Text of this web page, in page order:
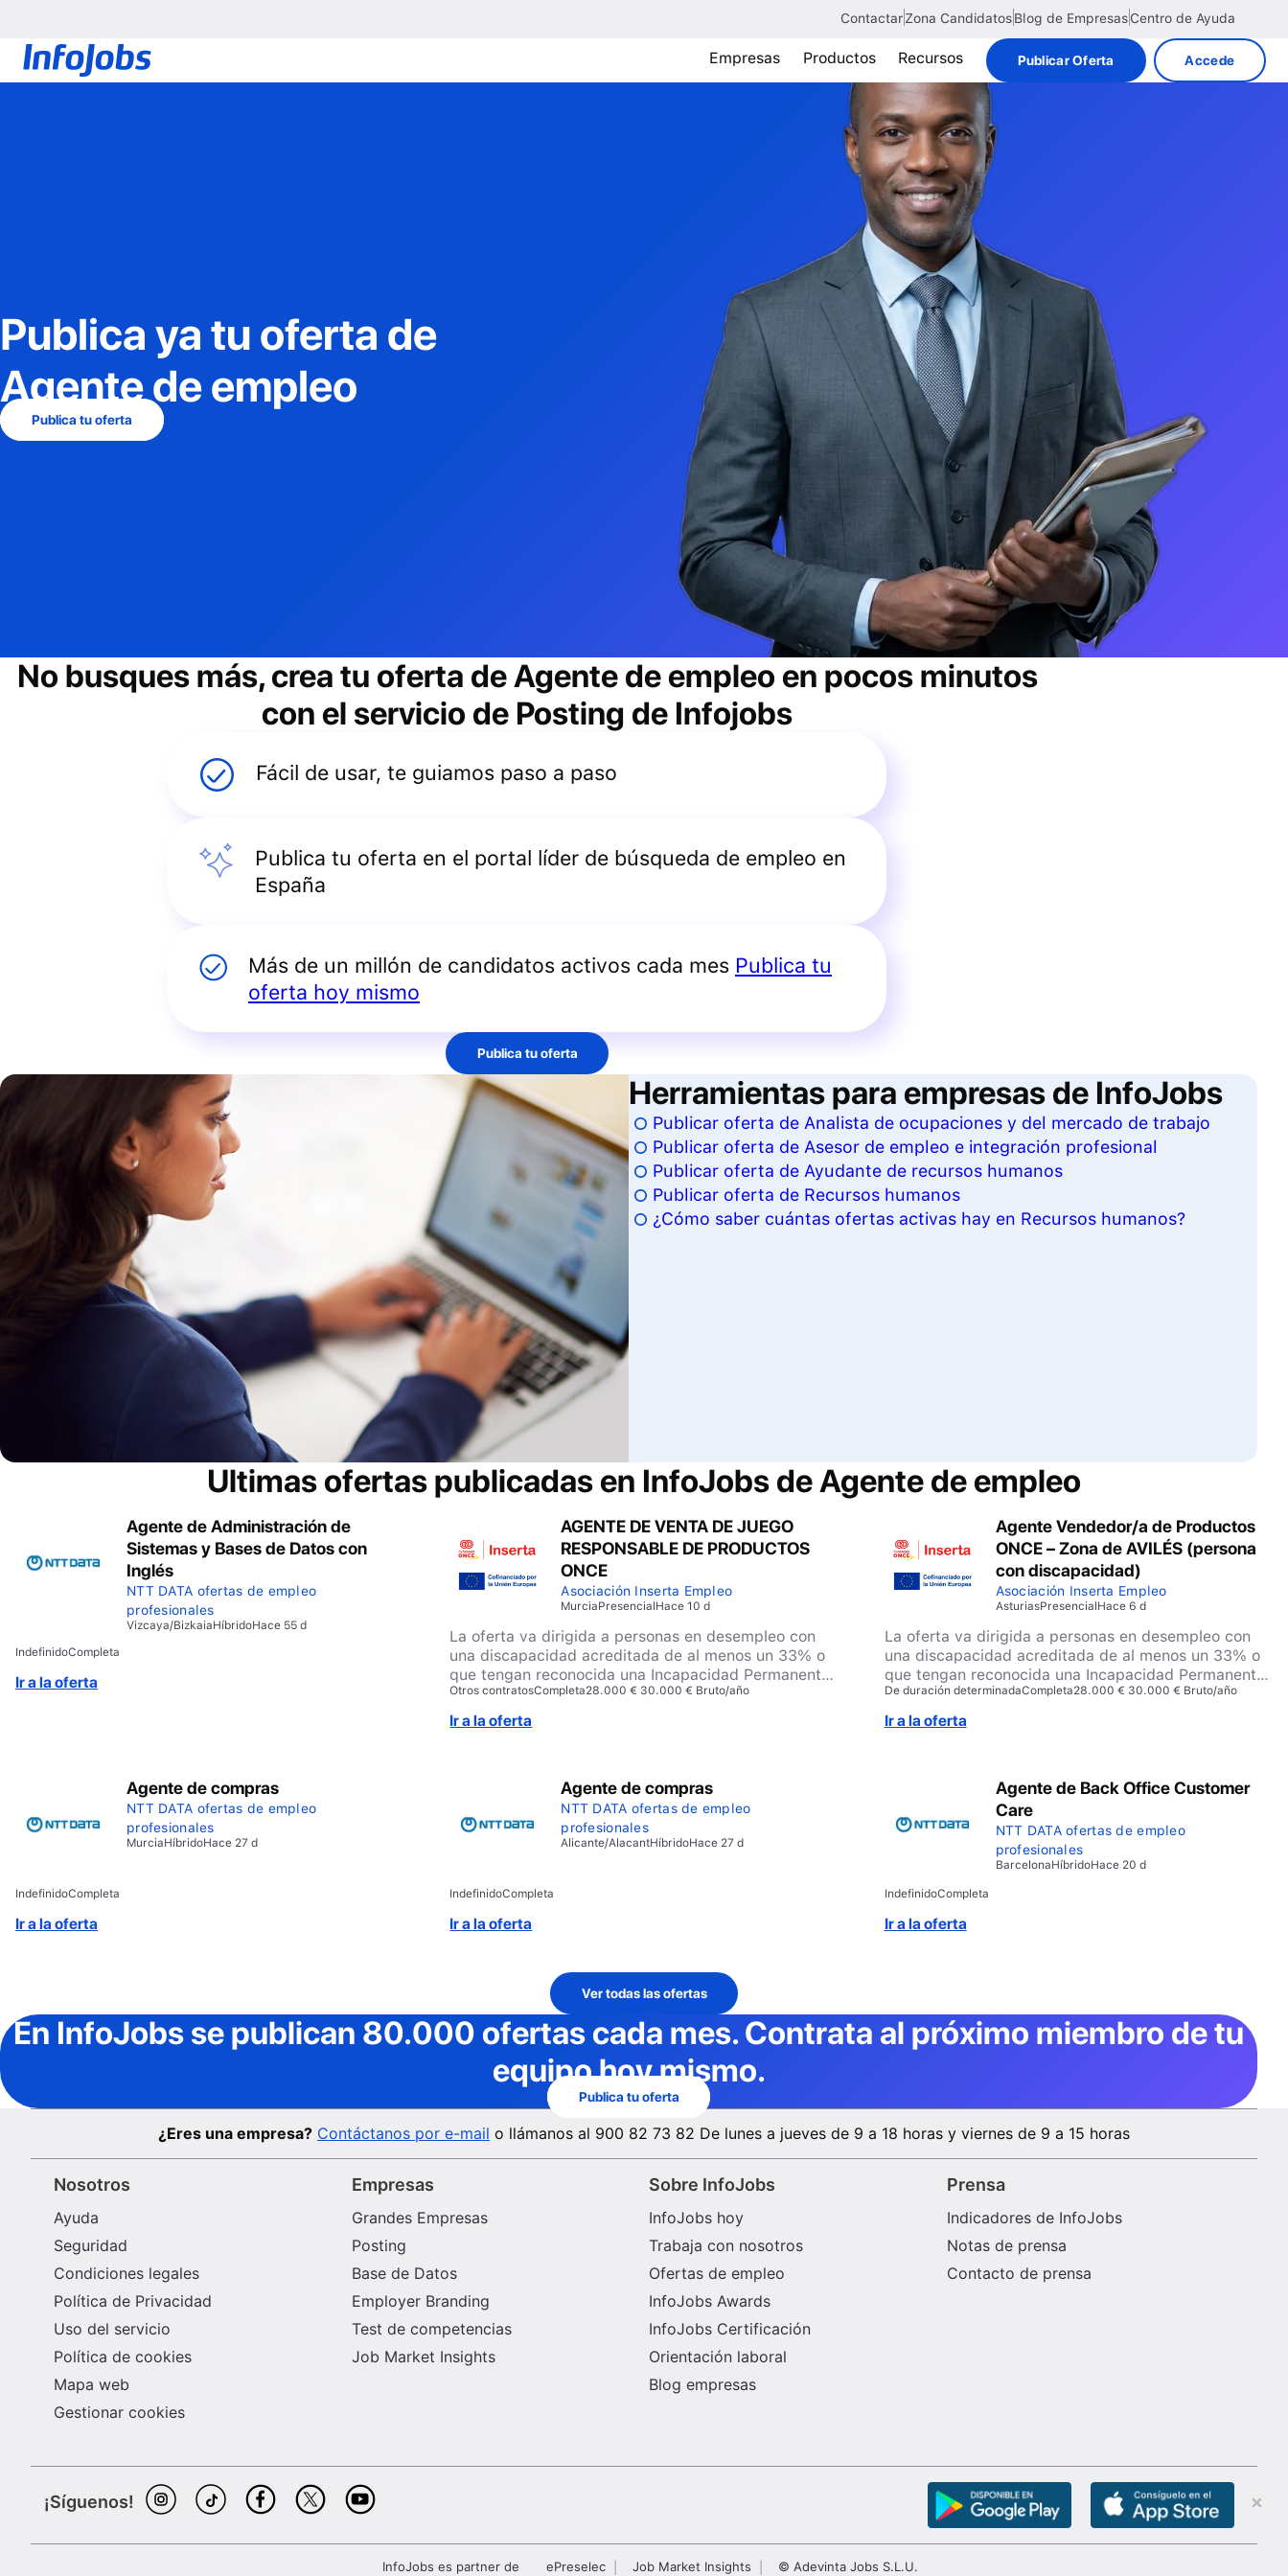
ContactarZona CandidatosBlog de EmpresasCentro de Ayuda
Empresas Productos Recursos Publicar Oferta Accede
Publica ya tu oferta de
Agente de empleo
Publica tu oferta
No busques más, crea tu oferta deAgente de empleo en pocos minutos
con el servicio de Posting de Infojobs
Fácil de usar, te guiamos paso a paso
Publica tu oferta en el portal líder de búsqueda de empleo en
España
Más de un millón de candidatos activos cada mes Publica tu
oferta hoy mismo
Publica tu oferta
Herramientas para empresas de InfoJobs
Publicar oferta de Analista de ocupaciones y del mercado de trabajo
Publicar oferta de Asesor de empleo e integración profesional
Publicar oferta de Ayudante de recursos humanos
Publicar oferta de Recursos humanos
¿Cómo saber cuántas ofertas activas hay en Recursos humanos?
Ultimas ofertas publicadas en InfoJobs deAgente de empleo
Agente de Administración de
Sistemas y Bases de Datos con
Inglés
NTT DATA ofertas de empleo
profesionales
Vizcaya/BizkaiaHíbridoHace 55 d
IndefinidoCompleta
Ir a la oferta
AGENTE DE VENTA DE JUEGO
RESPONSABLE DE PRODUCTOS
ONCE
Asociación Inserta Empleo
MurciaPresencialHace 10 d
La oferta va dirigida a personas en desempleo con
una discapacidad acreditada de al menos un 33% o
que tengan reconocida una Incapacidad Permanente
por parte del INSS.
Otros contratosCompleta28.000 € 30.000 € Bruto/año
Ir a la oferta
Agente Vendedor/a de Productos
ONCE – Zona de AVILÉS (persona
con discapacidad)
Asociación Inserta Empleo
AsturiasPresencialHace 6 d
La oferta va dirigida a personas en desempleo con
una discapacidad acreditada de al menos un 33% o
que tengan reconocida una Incapacidad Permanente
por parte del INSS.
De duración determinadaCompleta28.000 € 30.000 € Bruto/año
Ir a la oferta
Agente de compras
NTT DATA ofertas de empleo
profesionales
MurciaHíbridoHace 27 d
IndefinidoCompleta
Ir a la oferta
Agente de compras
NTT DATA ofertas de empleo
profesionales
Alicante/AlacantHíbridoHace 27 d
IndefinidoCompleta
Ir a la oferta
Agente de Back Office Customer
Care
NTT DATA ofertas de empleo
profesionales
BarcelonaHíbridoHace 20 d
IndefinidoCompleta
Ir a la oferta
Ver todas las ofertas
En InfoJobs se publican 80.000 ofertas cada mes. Contrata al próximo miembro de tu
equipo hoy mismo.
Publica tu oferta
¿Eres una empresa? Contáctanos por e-mail o llámanos al 900 82 73 82 De lunes a jueves de 9 a 18 horas y viernes de 9 a 15 horas
Nosotros
Ayuda
Seguridad
Condiciones legales
Política de Privacidad
Uso del servicio
Política de cookies
Mapa web
Gestionar cookies
Empresas
Grandes Empresas
Posting
Base de Datos
Employer Branding
Test de competencias
Job Market Insights
Sobre InfoJobs
InfoJobs hoy
Trabaja con nosotros
Ofertas de empleo
InfoJobs Awards
InfoJobs Certificación
Orientación laboral
Blog empresas
Prensa
Indicadores de InfoJobs
Notas de prensa
Contacto de prensa
¡Síguenos!
InfoJobs es partner de ePreselec Job Market Insights © Adevinta Jobs S.L.U.